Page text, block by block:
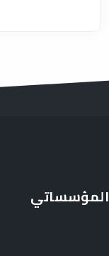
المؤسساتي